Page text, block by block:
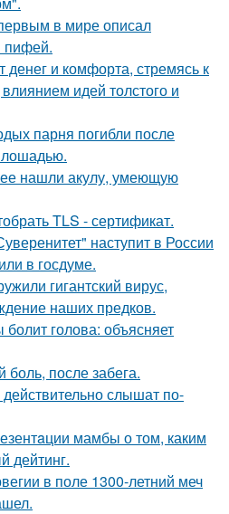
в мире описал
пифей.
денег и комфорта, стремясь к
идей толстого и
парня погибли после
нашли акулу, умеющую
TLS - сертификат.
наступит в России
в госдуме.
гигантский вирус,
наших предков.
голова: объясняет
после забега.
слышат по-
мамбы о том, каким
дейтинг.
в поле 1300-летний меч